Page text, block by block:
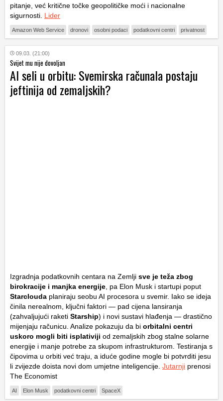
pitanje, već kritične točke geopolitičke moći i nacionalne
sigurnosti. Lider
Amazon Web Service dronovi osobni podaci podatkovni centri privatnost
09.03. (21:00)
Svijet mu nije dovoljan
AI seli u orbitu: Svemirska računala postaju
jeftinija od zemaljskih?
Izgradnja podatkovnih centara na Zemlji sve je teža zbog
birokracije i manjka energije, pa Elon Musk i startupi poput
Starclouda planiraju seobu AI procesora u svemir. Iako se ideja
činila nerealnom, ključni faktori — pad cijena lansiranja
(zahvaljujući raketi Starship) i novi sustavi hlađenja — drastično
mijenjaju računicu. Analize pokazuju da bi orbitalni centri
uskoro mogli biti isplativiji od zemaljskih zbog stalne solarne
energije i manje potrebe za skupom infrastrukturom. Testiranja s
čipovima u orbiti već traju, a iduće godine mogle bi potvrditi jesu
li zvijezde doista novi dom umjetne inteligencije. Jutarnji prenosi
The Economist
AI Elon Musk podatkovni centri SpaceX